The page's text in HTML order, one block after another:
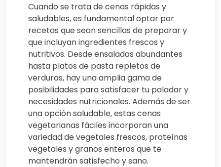
Cuando se trata de cenas rápidas y
saludables, es fundamental optar por
recetas que sean sencillas de preparar y
que incluyan ingredientes frescos y
nutritivos. Desde ensaladas abundantes
hasta platos de pasta repletos de
verduras, hay una amplia gama de
posibilidades para satisfacer tu paladar y
necesidades nutricionales. Además de ser
una opción saludable, estas cenas
vegetarianas fáciles incorporan una
variedad de vegetales frescos, proteínas
vegetales y granos enteros que te
mantendrán satisfecho y sano.